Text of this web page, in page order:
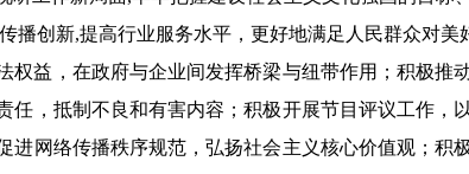
播创新,提高行业服务水平，更好地满足人民群众对美
权益，在政府与企业间发挥桥梁与纽带作用；积极推
任，抵制不良和有害内容；积极开展节目评议工作，
进网络传播秩序规范，弘扬社会主义核心价值观；积